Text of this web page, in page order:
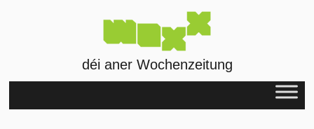
déi aner Wochenzeitung